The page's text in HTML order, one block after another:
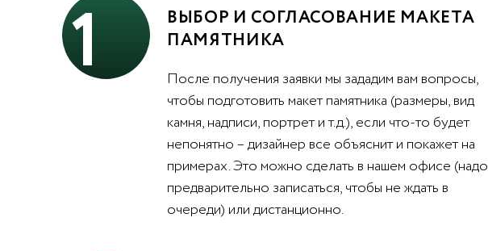
1
ВЫБОР И СОГЛАСОВАНИЕ МАКЕТА
ПАМЯТНИКА
После получения заявки мы зададим вам вопросы,
чтобы подготовить макет памятника (размеры, вид
камня, надписи, портрет и т.д.), если что-то будет
непонятно – дизайнер все объяснит и покажет на
примерах. Это можно сделать в нашем офисе (надо
предварительно записаться, чтобы не ждать в
очереди) или дистанционно.